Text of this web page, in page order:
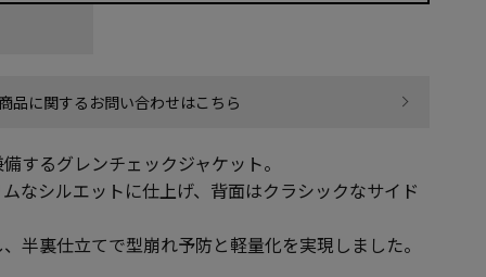
品に関するお問い合わせはこちら
するグレンチェックジャケット。
なシルエットに仕上げ、背面はクラシックなサイド
半裏仕立てで型崩れ予防と軽量化を実現しました。